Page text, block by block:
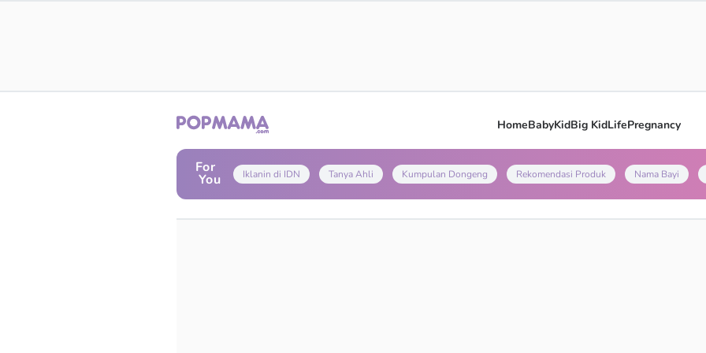
HomeBabyKidBig KidLifePregnancy
For
You Iklanin di IDN Tanya Ahli Kumpulan Dongeng Rekomendasi Produk Nama Bayi